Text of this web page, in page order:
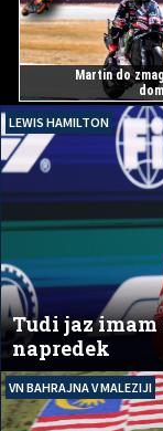
Martin do
VN BAHRAJNA V MALEZIJI
LEWIS HAMILTON
Tudi jaz
napredek